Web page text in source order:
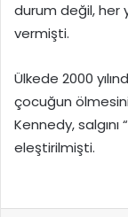
durum değil, her
vermişti.
Ülkede 2000
çocuğun
Kennedy,
eleştirilmişti.